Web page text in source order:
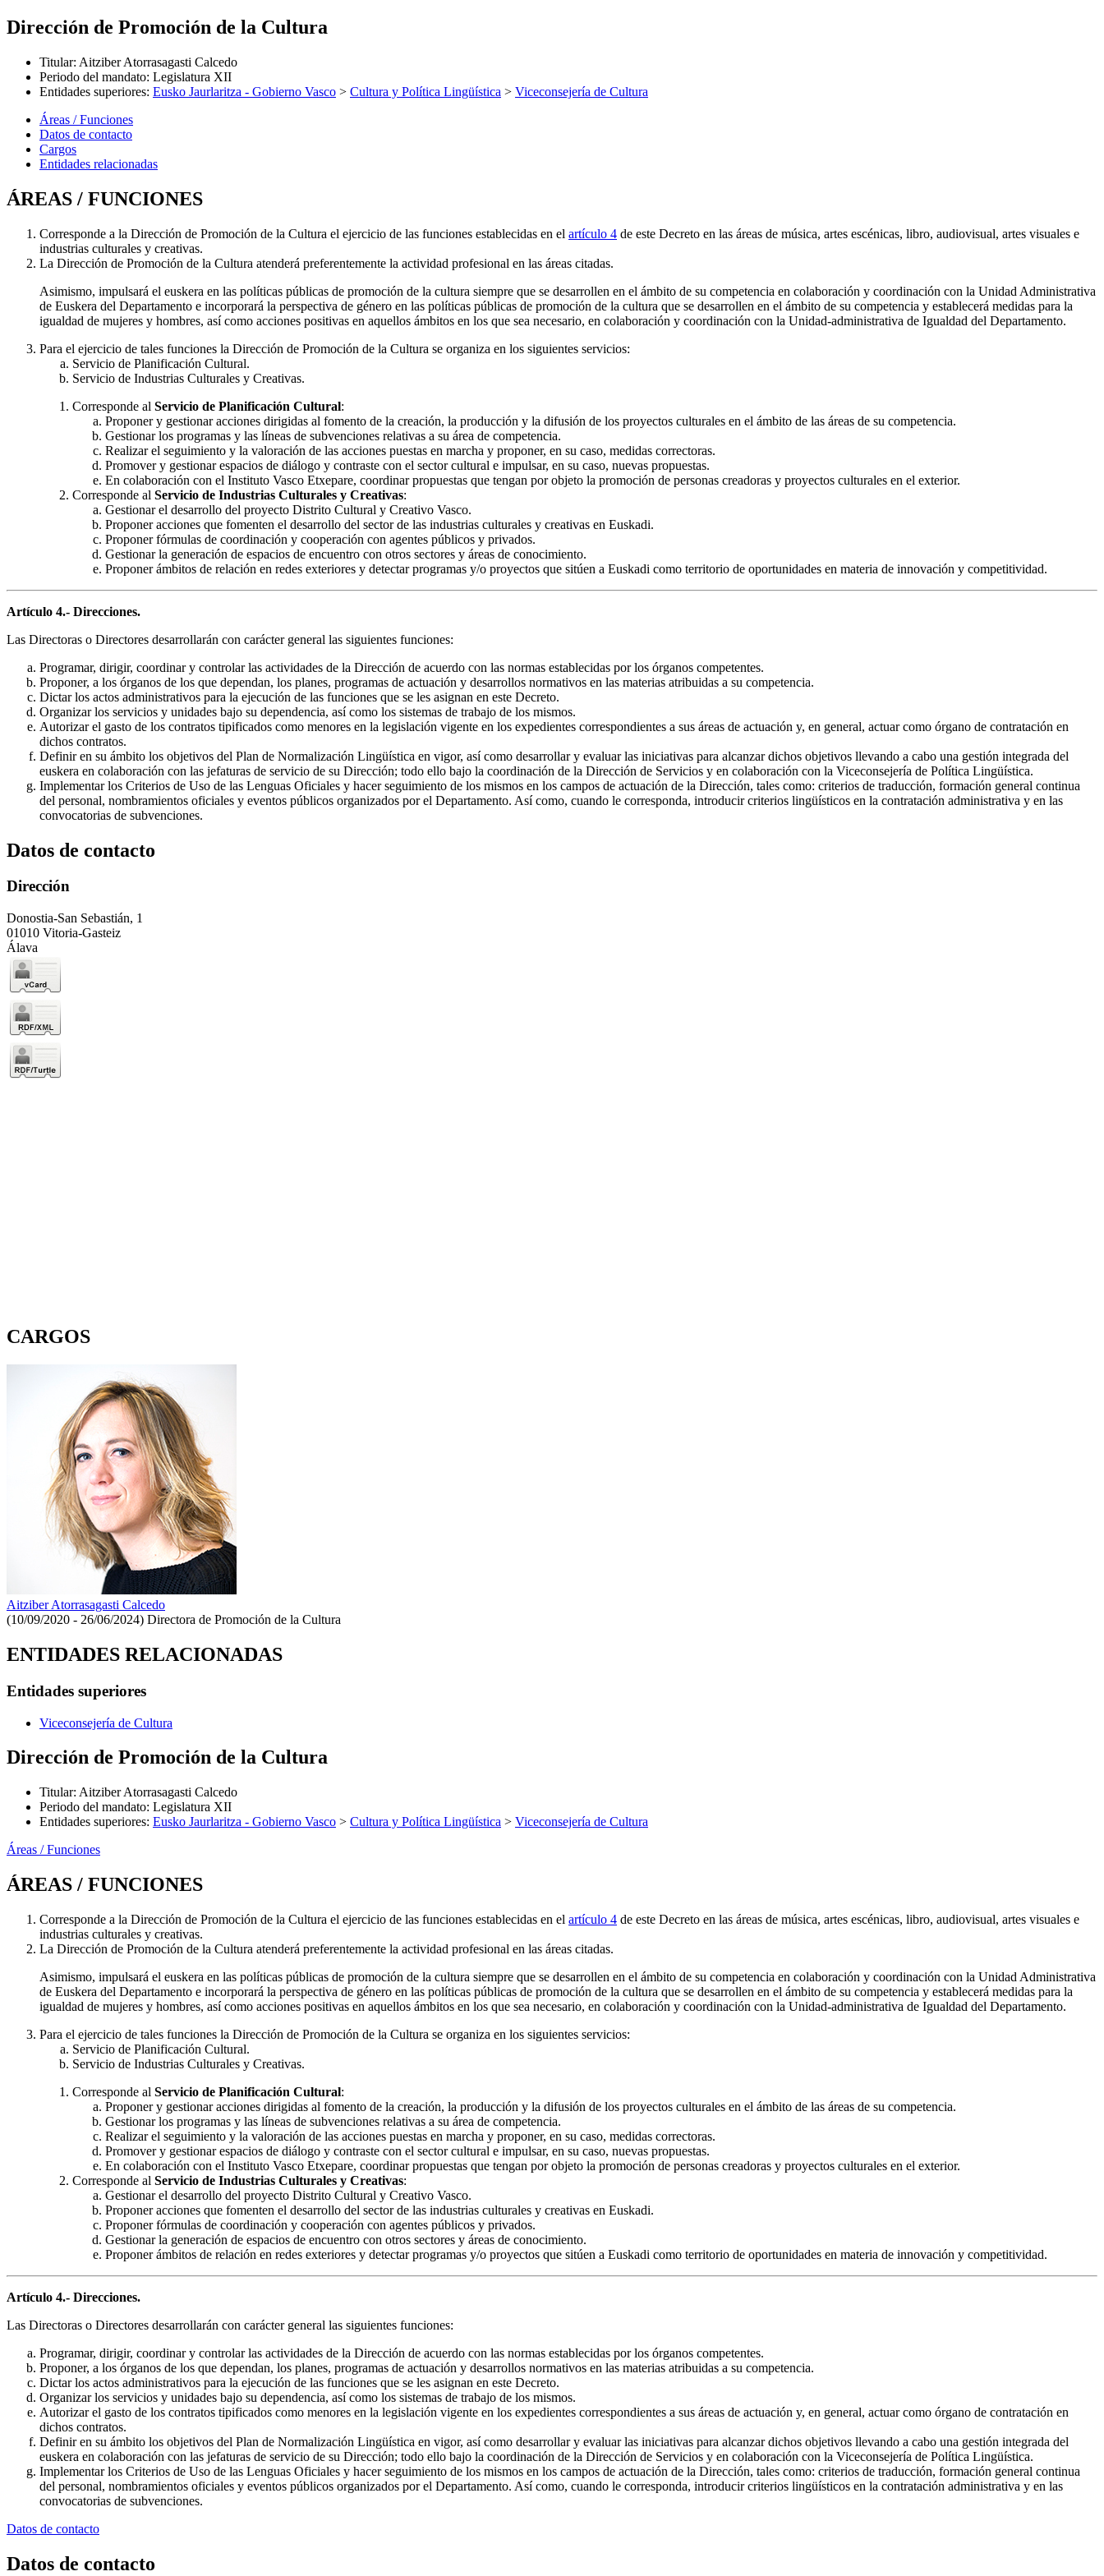
Dirección de Promoción de la Cultura
Titular: Aitziber Atorrasagasti Calcedo
Periodo del mandato: Legislatura XII
Entidades superiores: Eusko Jaurlaritza - Gobierno Vasco > Cultura y Política Lingüística > Viceconsejería de Cultura
Áreas / Funciones
Datos de contacto
Cargos
Entidades relacionadas
ÁREAS / FUNCIONES
Corresponde a la Dirección de Promoción de la Cultura el ejercicio de las funciones establecidas en el artículo 4 de este Decreto en las áreas de música, artes escénicas, libro, audiovisual, artes visuales e
industrias culturales y creativas.
La Dirección de Promoción de la Cultura atenderá preferentemente la actividad profesional en las áreas citadas.
Asimismo, impulsará el euskera en las políticas públicas de promoción de la cultura siempre que se desarrollen en el ámbito de su competencia en colaboración y coordinación con la Unidad Administrativa
de Euskera del Departamento e incorporará la perspectiva de género en las políticas públicas de promoción de la cultura que se desarrollen en el ámbito de su competencia y establecerá medidas para la
igualdad de mujeres y hombres, así como acciones positivas en aquellos ámbitos en los que sea necesario, en colaboración y coordinación con la Unidad-administrativa de Igualdad del Departamento.
Para el ejercicio de tales funciones la Dirección de Promoción de la Cultura se organiza en los siguientes servicios:
Servicio de Planificación Cultural.
Servicio de Industrias Culturales y Creativas.
Corresponde al Servicio de Planificación Cultural:
Proponer y gestionar acciones dirigidas al fomento de la creación, la producción y la difusión de los proyectos culturales en el ámbito de las áreas de su competencia.
Gestionar los programas y las líneas de subvenciones relativas a su área de competencia.
Realizar el seguimiento y la valoración de las acciones puestas en marcha y proponer, en su caso, medidas correctoras.
Promover y gestionar espacios de diálogo y contraste con el sector cultural e impulsar, en su caso, nuevas propuestas.
En colaboración con el Instituto Vasco Etxepare, coordinar propuestas que tengan por objeto la promoción de personas creadoras y proyectos culturales en el exterior.
Corresponde al Servicio de Industrias Culturales y Creativas:
Gestionar el desarrollo del proyecto Distrito Cultural y Creativo Vasco.
Proponer acciones que fomenten el desarrollo del sector de las industrias culturales y creativas en Euskadi.
Proponer fórmulas de coordinación y cooperación con agentes públicos y privados.
Gestionar la generación de espacios de encuentro con otros sectores y áreas de conocimiento.
Proponer ámbitos de relación en redes exteriores y detectar programas y/o proyectos que sitúen a Euskadi como territorio de oportunidades en materia de innovación y competitividad.
Artículo 4.- Direcciones.
Las Directoras o Directores desarrollarán con carácter general las siguientes funciones:
Programar, dirigir, coordinar y controlar las actividades de la Dirección de acuerdo con las normas establecidas por los órganos competentes.
Proponer, a los órganos de los que dependan, los planes, programas de actuación y desarrollos normativos en las materias atribuidas a su competencia.
Dictar los actos administrativos para la ejecución de las funciones que se les asignan en este Decreto.
Organizar los servicios y unidades bajo su dependencia, así como los sistemas de trabajo de los mismos.
Autorizar el gasto de los contratos tipificados como menores en la legislación vigente en los expedientes correspondientes a sus áreas de actuación y, en general, actuar como órgano de contratación en
dichos contratos.
Definir en su ámbito los objetivos del Plan de Normalización Lingüística en vigor, así como desarrollar y evaluar las iniciativas para alcanzar dichos objetivos llevando a cabo una gestión integrada del
euskera en colaboración con las jefaturas de servicio de su Dirección; todo ello bajo la coordinación de la Dirección de Servicios y en colaboración con la Viceconsejería de Política Lingüística.
Implementar los Criterios de Uso de las Lenguas Oficiales y hacer seguimiento de los mismos en los campos de actuación de la Dirección, tales como: criterios de traducción, formación general continua
del personal, nombramientos oficiales y eventos públicos organizados por el Departamento. Así como, cuando le corresponda, introducir criterios lingüísticos en la contratación administrativa y en las
convocatorias de subvenciones.
Datos de contacto
Dirección
Donostia-San Sebastián, 1
01010 Vitoria-Gasteiz
Álava
CARGOS
Aitziber Atorrasagasti Calcedo
(10/09/2020 - 26/06/2024) Directora de Promoción de la Cultura
ENTIDADES RELACIONADAS
Entidades superiores
Viceconsejería de Cultura
Dirección de Promoción de la Cultura
Titular: Aitziber Atorrasagasti Calcedo
Periodo del mandato: Legislatura XII
Entidades superiores: Eusko Jaurlaritza - Gobierno Vasco > Cultura y Política Lingüística > Viceconsejería de Cultura
Áreas / Funciones
ÁREAS / FUNCIONES
Corresponde a la Dirección de Promoción de la Cultura el ejercicio de las funciones establecidas en el artículo 4 de este Decreto en las áreas de música, artes escénicas, libro, audiovisual, artes visuales e
industrias culturales y creativas.
La Dirección de Promoción de la Cultura atenderá preferentemente la actividad profesional en las áreas citadas.
Asimismo, impulsará el euskera en las políticas públicas de promoción de la cultura siempre que se desarrollen en el ámbito de su competencia en colaboración y coordinación con la Unidad Administrativa
de Euskera del Departamento e incorporará la perspectiva de género en las políticas públicas de promoción de la cultura que se desarrollen en el ámbito de su competencia y establecerá medidas para la
igualdad de mujeres y hombres, así como acciones positivas en aquellos ámbitos en los que sea necesario, en colaboración y coordinación con la Unidad-administrativa de Igualdad del Departamento.
Para el ejercicio de tales funciones la Dirección de Promoción de la Cultura se organiza en los siguientes servicios:
Servicio de Planificación Cultural.
Servicio de Industrias Culturales y Creativas.
Corresponde al Servicio de Planificación Cultural:
Proponer y gestionar acciones dirigidas al fomento de la creación, la producción y la difusión de los proyectos culturales en el ámbito de las áreas de su competencia.
Gestionar los programas y las líneas de subvenciones relativas a su área de competencia.
Realizar el seguimiento y la valoración de las acciones puestas en marcha y proponer, en su caso, medidas correctoras.
Promover y gestionar espacios de diálogo y contraste con el sector cultural e impulsar, en su caso, nuevas propuestas.
En colaboración con el Instituto Vasco Etxepare, coordinar propuestas que tengan por objeto la promoción de personas creadoras y proyectos culturales en el exterior.
Corresponde al Servicio de Industrias Culturales y Creativas:
Gestionar el desarrollo del proyecto Distrito Cultural y Creativo Vasco.
Proponer acciones que fomenten el desarrollo del sector de las industrias culturales y creativas en Euskadi.
Proponer fórmulas de coordinación y cooperación con agentes públicos y privados.
Gestionar la generación de espacios de encuentro con otros sectores y áreas de conocimiento.
Proponer ámbitos de relación en redes exteriores y detectar programas y/o proyectos que sitúen a Euskadi como territorio de oportunidades en materia de innovación y competitividad.
Artículo 4.- Direcciones.
Las Directoras o Directores desarrollarán con carácter general las siguientes funciones:
Programar, dirigir, coordinar y controlar las actividades de la Dirección de acuerdo con las normas establecidas por los órganos competentes.
Proponer, a los órganos de los que dependan, los planes, programas de actuación y desarrollos normativos en las materias atribuidas a su competencia.
Dictar los actos administrativos para la ejecución de las funciones que se les asignan en este Decreto.
Organizar los servicios y unidades bajo su dependencia, así como los sistemas de trabajo de los mismos.
Autorizar el gasto de los contratos tipificados como menores en la legislación vigente en los expedientes correspondientes a sus áreas de actuación y, en general, actuar como órgano de contratación en
dichos contratos.
Definir en su ámbito los objetivos del Plan de Normalización Lingüística en vigor, así como desarrollar y evaluar las iniciativas para alcanzar dichos objetivos llevando a cabo una gestión integrada del
euskera en colaboración con las jefaturas de servicio de su Dirección; todo ello bajo la coordinación de la Dirección de Servicios y en colaboración con la Viceconsejería de Política Lingüística.
Implementar los Criterios de Uso de las Lenguas Oficiales y hacer seguimiento de los mismos en los campos de actuación de la Dirección, tales como: criterios de traducción, formación general continua
del personal, nombramientos oficiales y eventos públicos organizados por el Departamento. Así como, cuando le corresponda, introducir criterios lingüísticos en la contratación administrativa y en las
convocatorias de subvenciones.
Datos de contacto
Datos de contacto